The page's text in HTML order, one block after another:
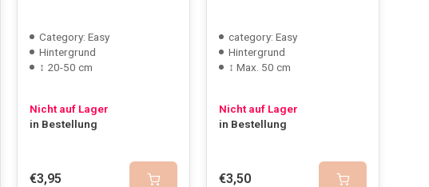
Category: Easy
Hintergrund
↕ 20-50 cm
Nicht auf Lager
in Bestellung
€3,95
category: Easy
Hintergrund
↕ Max. 50 cm
Nicht auf Lager
in Bestellung
€3,50